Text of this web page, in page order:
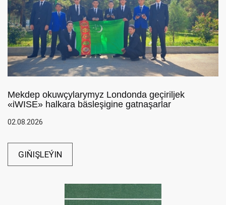
Mekdep okuwçylarymyz Londonda geçiriljek
«iWISE» halkara bäsleşigine gatnaşarlar
02.08.2026
GIŇIŞLEÝIN